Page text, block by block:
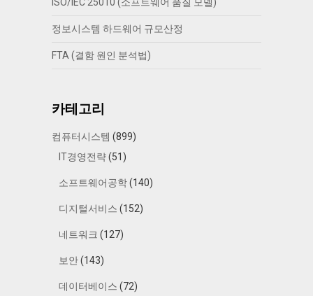
정보시스템 하드웨어 규모산정
FTA (결함 원인 분석법)
카테고리
컴퓨터시스템 (899)
IT경영전략(51)
소프트웨어공학(140)
디지털서비스 (152)
네트워크 (127)
보안(143)
데이터베이스 (72)